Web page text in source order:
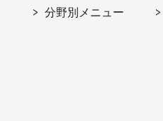
分野別メニュー